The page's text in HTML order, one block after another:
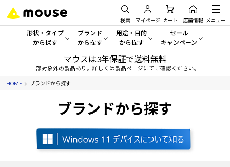
検索 マイページ カート 店舗情報 メニュー
形状・タイプ
から探す
形状・タイプから探す をすべてみる
デスクトップPC
タブレット
ブランド
から探す
mouse
NEXTGEAR
DAIV
用途・目的
から探す
一般向けパソコン
クリエイティブ向け
ビジネス向けパソコン
セール
キャンペーン
セール・キャンペー
すべて新品の旧モデル製品
マウスは3年保証で送料無料
一部対象外の製品あり。詳しくは製品ページにてご確認ください。
HOME ブランドから探す
ブランドから探す